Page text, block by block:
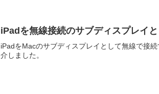
iPadを無線接続のサブディスプレイ
iPadをMacのサブディスプレイとして無線で接
介しました。